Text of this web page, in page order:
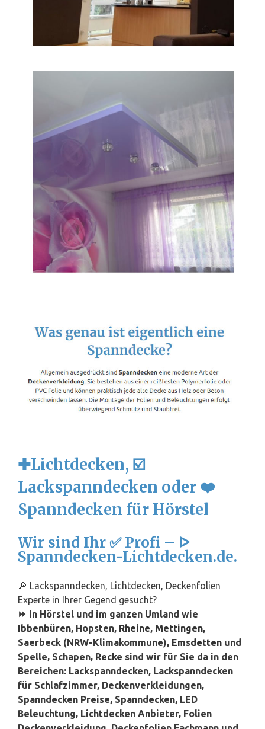
✚Lichtdecken, ☑️
Lackspanndecken oder ❤️
Spanndecken für Hörstel
Wir sind Ihr ✅ Profi – ᐅ
Spanndecken-Lichtdecken.de.
🔎 Lackspanndecken, Lichtdecken, Deckenfolien
Experte in Ihrer Gegend gesucht?
⏩ In Hörstel und im ganzen Umland wie
Ibbenbüren, Hopsten, Rheine, Mettingen,
Saerbeck (NRW-Klimakommune), Emsdetten und
Spelle, Schapen, Recke sind wir für Sie da in den
Bereichen: Lackspanndecken, Lackspanndecken
für Schlafzimmer, Deckenverkleidungen,
Spanndecken Preise, Spanndecken, LED
Beleuchtung, Lichtdecken Anbieter, Folien